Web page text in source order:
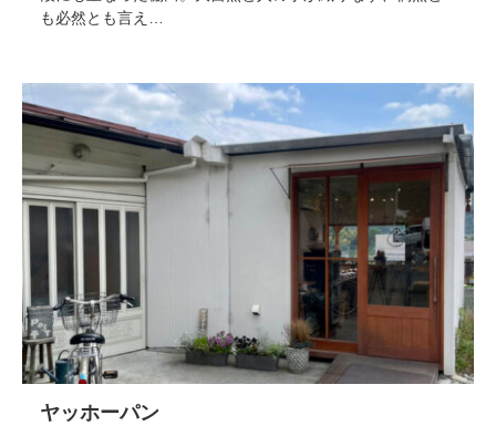
も必然とも言え…
ヤッホーパン